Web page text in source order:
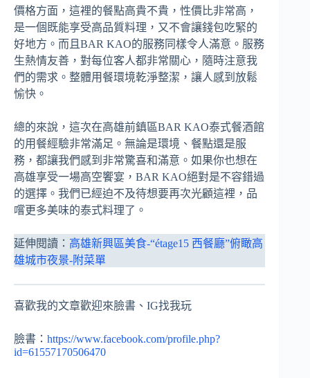
價格方面，這裡的餐點高貴不貴，性價比非常高，
是一個既能享受高品質料理，又不會讓錢包吃緊的
好地方。而且BAR KAO的服務同樣令人滿意。服務
生熱情友善，對每位客人都非常關心，隨時注意我
們的需求。整體用餐環境乾淨整潔，讓人感到放鬆
愉快。
總的來說，這次在高雄前鎮區BAR KAO泰式餐酒館
的用餐經驗非常滿足。無論是環境、餐點還是服
務，都讓我們感到非常驚喜和滿意。如果你也想在
高雄享受一場高空饗宴，BAR KAO絕對是不容錯過
的選擇。我們已經迫不及待想要再次光顧這裡，品
嚐更多美味的泰式料理了。
延伸閱讀： 高雄新興區美食-“étage15 西餐廳”俯瞰高
雄城市夜景-附菜單
喜歡我的文章歡迎來臉書、IG找我玩
臉書： https://www.facebook.com/profile.php?
id=61557170506470